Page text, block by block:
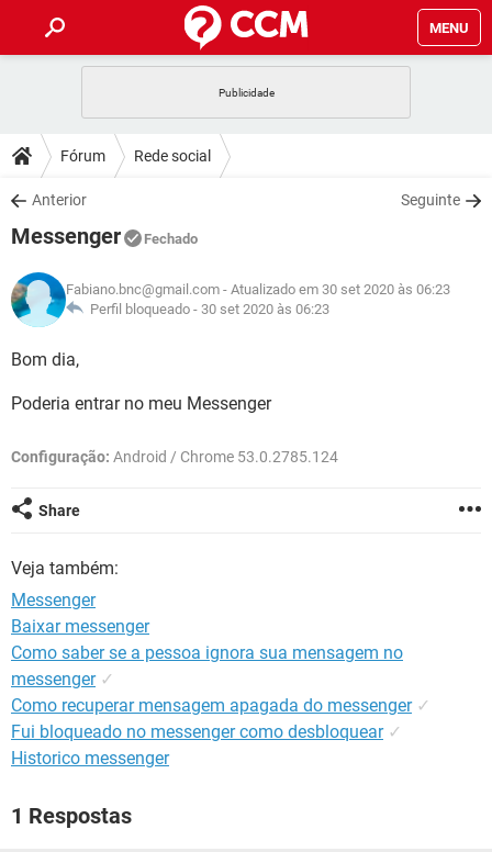
MENU
CELULAR
OUTLOOK
INSTAGRAM
GUIA DE COMPRAS
DICAS
JOGOS
INSTAGRAM GMAIL
GUIA DE COMPRAS
DOWNLOADS
JOGOS
CELULAR
OUTLOOK EXCEL
INSTAGRAM
JOGOS WHATSAPP
CELULAR
OUTLOOK
INSTAGRAM GMAIL
GLOSSÁRIO
JOGOS
INSTAGRAM GMAIL
GUIA DE COMPRAS
Fórum Rede social
Anterior Seguinte
Messenger Fechado
Fabiano.bnc@gmail.com - Atualizado em 30 set 2020 às 06:23
Perfil bloqueado - 30 set 2020 às 06:23
Bom dia,
Poderia entrar no meu Messenger
Configuração: Android / Chrome 53.0.2785.124
Share
Veja também:
Messenger
Baixar messenger
Como saber se a pessoa ignora sua mensagem no
messenger ✓
Como recuperar mensagem apagada do messenger ✓
Fui bloqueado no messenger como desbloquear ✓
Historico messenger
1 Respostas